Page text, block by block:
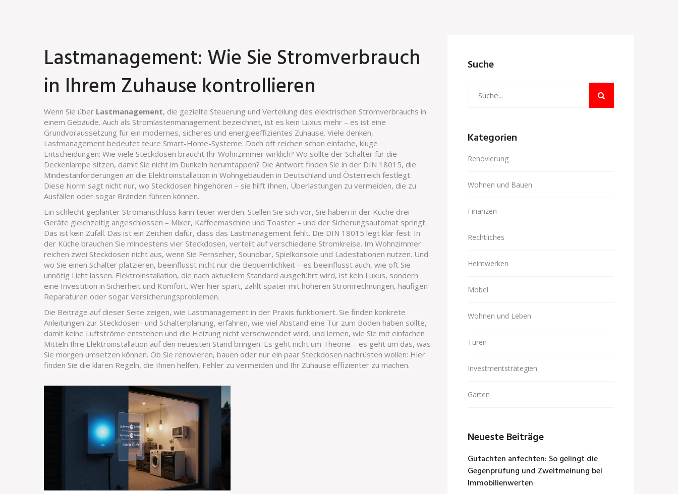
Lastmanagement: Wie Sie Stromverbrauch
in Ihrem Zuhause kontrollieren
Wenn Sie über Lastmanagement, die gezielte Steuerung und Verteilung des elektrischen Stromverbrauchs in
einem Gebäude. Auch als Stromlastenmanagement bezeichnet, ist es kein Luxus mehr – es ist eine
Grundvoraussetzung für ein modernes, sicheres und energieeffizientes Zuhause. Viele denken,
Lastmanagement bedeutet teure Smart-Home-Systeme. Doch oft reichen schon einfache, kluge
Entscheidungen: Wie viele Steckdosen braucht Ihr Wohnzimmer wirklich? Wo sollte der Schalter für die
Deckenlampe sitzen, damit Sie nicht im Dunkeln herumtappen? Die Antwort finden Sie in der DIN 18015, die
Mindestanforderungen an die Elektroinstallation in Wohngebäuden in Deutschland und Österreich festlegt.
Diese Norm sagt nicht nur, wo Steckdosen hingehören – sie hilft Ihnen, Überlastungen zu vermeiden, die zu
Ausfällen oder sogar Bränden führen können.
Ein schlecht geplanter Stromanschluss kann teuer werden. Stellen Sie sich vor, Sie haben in der Küche drei
Geräte gleichzeitig angeschlossen – Mixer, Kaffeemaschine und Toaster – und der Sicherungsautomat springt.
Das ist kein Zufall. Das ist ein Zeichen dafür, dass das Lastmanagement fehlt. Die DIN 18015 legt klar fest: In
der Küche brauchen Sie mindestens vier Steckdosen, verteilt auf verschiedene Stromkreise. Im Wohnzimmer
reichen zwei Steckdosen nicht aus, wenn Sie Fernseher, Soundbar, Spielkonsole und Ladestationen nutzen. Und
wo Sie einen Schalter platzieren, beeinflusst nicht nur die Bequemlichkeit – es beeinflusst auch, wie oft Sie
unnötig Licht lassen. Elektroinstallation, die nach aktuellem Standard ausgeführt wird, ist kein Luxus, sondern
eine Investition in Sicherheit und Komfort. Wer hier spart, zahlt später mit höheren Stromrechnungen, häufigen
Reparaturen oder sogar Versicherungsproblemen.
Die Beiträge auf dieser Seite zeigen, wie Lastmanagement in der Praxis funktioniert. Sie finden konkrete
Anleitungen zur Steckdosen- und Schalterplanung, erfahren, wie viel Abstand eine Tür zum Boden haben sollte,
damit keine Luftströme entstehen und die Heizung nicht verschwendet wird, und lernen, wie Sie mit einfachen
Mitteln Ihre Elektroinstallation auf den neuesten Stand bringen. Es geht nicht um Theorie – es geht um das, was
Sie morgen umsetzen können. Ob Sie renovieren, bauen oder nur ein paar Steckdosen nachrüsten wollen: Hier
finden Sie die klaren Regeln, die Ihnen helfen, Fehler zu vermeiden und Ihr Zuhause effizienter zu machen.
Suche
Kategorien
Renovierung
Wohnen und Bauen
Finanzen
Rechtliches
Heimwerken
Möbel
Wohnen und Leben
Türen
Investmentstrategien
Garten
Neueste Beiträge
Gutachten anfechten: So gelingt die
Gegenprüfung und Zweitmeinung bei
Immobilienwerten